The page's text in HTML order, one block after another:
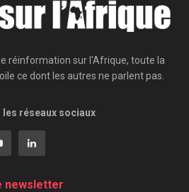
réinformation sur l'Afrique, toute la
ce dont les autres ne parlent pas.
réseaux sociaux
newsletter